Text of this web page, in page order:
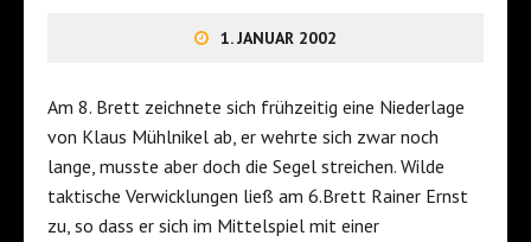
1. JANUAR 2002
Am 8. Brett zeichnete sich frühzeitig eine Niederlage
von Klaus Mühlnikel ab, er wehrte sich zwar noch
lange, musste aber doch die Segel streichen. Wilde
taktische Verwicklungen ließ am 6.Brett Rainer Ernst
zu, so dass er sich im Mittelspiel mit einer